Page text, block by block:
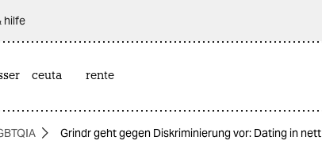
hilfe
ceuta rente
Grindr geht gegen Diskriminierung vor: Dating in nett